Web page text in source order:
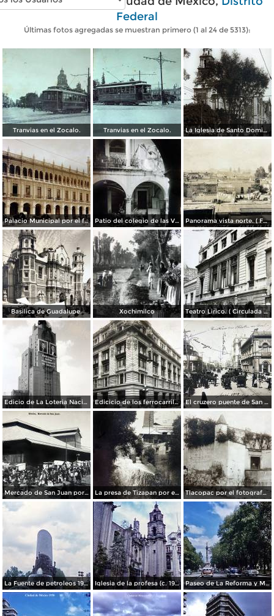
Federal
Últimas fotos agregadas se muestran primero (1 al 24 de 5313):
Tranvias en el Zocalo. Tranvias en el Zocalo. La Iglesia de Santo Domingo.
Palacio Municipal por el fotografo Hugo Brehme.. Patio del colegio de las Vizcainas por el fotografo Hugo Brehme. Panorama vista norte. ( Fechada el 20 de Junio de 1905 ).
Basilica de Guadalupe. Xochimilco Teatro Lirico. ( Circulada el 1 de Agosto de 1926 ).
Edicio de La Loteria Nacional Ciudad de México Abril de 1964 Edicicio de los ferrocarriles. El cruzero puente de San Francisco y Guardiola por el fotografo Felix Miret.
Mercado de San Juan por el fotografo Felix Miret La presa de Tizapan por el fotografo Fernando Kososky. ( Circulada el 22 de Diembre de 1910 ). Tlacopac por el fotografo Hugo Brehme.
La Fuente de petroleos 1950. Iglesia de la profesa (c. 1950) Paseo de La Reforma y Mto a La Independencia 1950